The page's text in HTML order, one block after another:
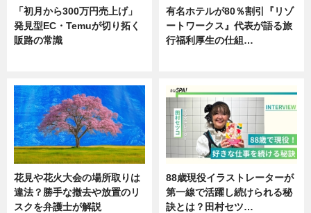
「初月から300万円売上げ」
発見型EC・Temuが切り拓く
販路の常識
有名ホテルが80％割引『リゾ
ートワークス』代表が語る旅
行福利厚生の仕組…
花見や花火大会の場所取りは
違法？勝手な撤去や放置のリ
スクを弁護士が解説
88歳現役イラストレーターが
第一線で活躍し続けられる秘
訣とは？田村セツ…